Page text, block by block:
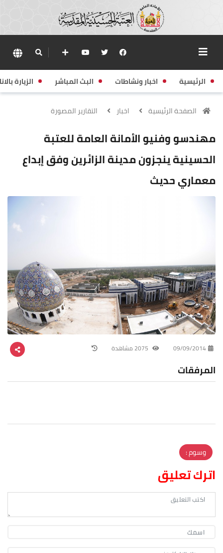
الرئيسية اخبار ونشاطات البث المباشر الزيارة
الصفحة الرئيسية اخبار التقارير المصورة
مهندسو وفنيو الأمانة العامة للعتبة
الحسينية ينجزون مدينة الزائرين وفق إبداع
معماري حديث
09/09/2014
المرفقات
وسوم :
اترك تعليق